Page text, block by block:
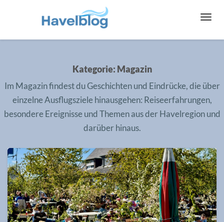
Kategorie: Magazin
Im Magazinfindest du Geschichten und Eindrücke, die über
einzelne Ausflugsziele hinausgehen: Reiseerfahrungen,
besondere Ereignisse und Themen aus der Havelregion und
darüber hinaus.